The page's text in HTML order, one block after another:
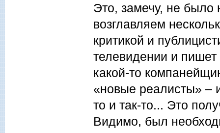
Это, замечу, не
возглавляем
критикой и
телевидении и
какой-то
«новые реалисты» –
то и так-то... Это
Видимо, был